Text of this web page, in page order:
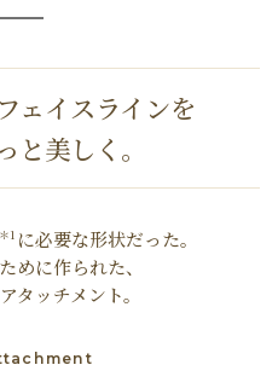
ェイスラインを
と美しく。
＊1 に必要な形状だった。
めに作られた、
タッチメント。